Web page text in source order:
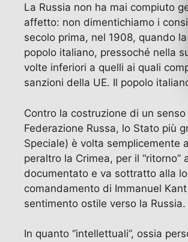
La Russia non ha mai compiuto
affetto: non dimentichiamo i
secolo prima, nel 1908, quando
popolo italiano, pressoché nella
volte inferiori a quelli ai quali
sanzioni della UE. Il popolo
Contro la costruzione di un
Federazione Russa, lo Stato più
Speciale) è volta semplicemente
peraltro la Crimea, per il
documentato e va sottratto alla
comandamento di Immanuel
sentimento ostile verso la Russia.
In quanto “intellettuali”, ossia